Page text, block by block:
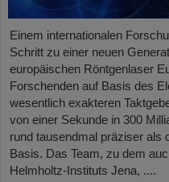
Einem internationalen
Schritt zu einer neuen
europäischen Röntgenlaser
Forschenden auf Basis des
wesentlich exakteren
von einer Sekunde in 300
rund tausendmal präziser als
Basis. Das Team, zu dem
Helmholtz-Instituts Jena, ....